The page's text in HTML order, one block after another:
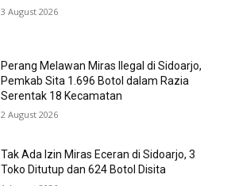
3 August 2026
Perang Melawan Miras Ilegal di Sidoarjo,
Pemkab Sita 1.696 Botol dalam Razia
Serentak 18 Kecamatan
2 August 2026
Tak Ada Izin Miras Eceran di Sidoarjo, 3
Toko Ditutup dan 624 Botol Disita